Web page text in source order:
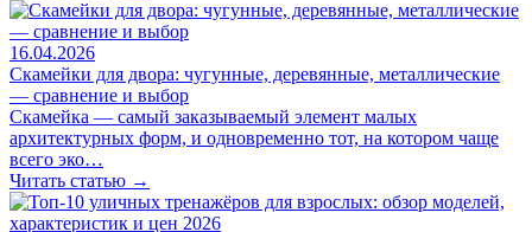
16.04.2026
Скамейки для двора: чугунные, деревянные, металлические
— сравнение и выбор
Скамейка — самый заказываемый элемент малых
архитектурных форм, и одновременно тот, на котором чаще
всего эко…
Читать статью →